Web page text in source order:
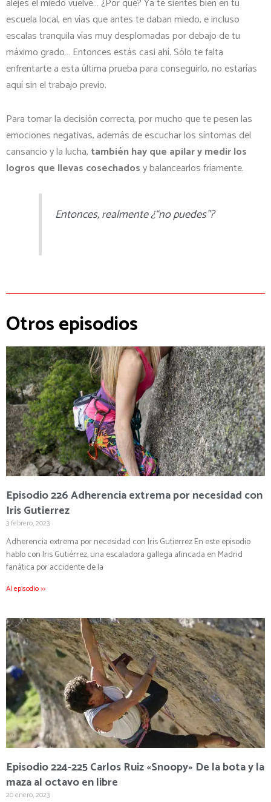
escuela local, en vías que antes te daban miedo, e incluso
escalas tranquila vías muy desplomadas por debajo de tu
máximo grado… Entonces estás casi ahí. Sólo te falta
enfrentarte a esta última prueba para conseguirlo, no estarías
aquí sin el trabajo previo.
Para tomar la decisión correcta, por mucho que te pesen las
emociones negativas, además de escuchar los síntomas del
cansancio y la lucha, también hay que apilar y medir los
logros que llevas cosechadosy balancearlos fríamente.
Entonces, realmente ¿“no puedes”?
Otros episodios
Episodio 226Adherencia extrema por necesidad con
Iris Gutierrez
3 febrero, 2023
Adherencia extrema por necesidad con Iris Gutierrez En este episodio
hablo con Iris Gutiérrez, una escaladora gallega afincada en Madrid
fanática por accidente de la
Al episodio >>
Episodio 224-225 Carlos Ruiz «Snoopy» De la bota y la
maza al octavo en libre
20 enero, 2023